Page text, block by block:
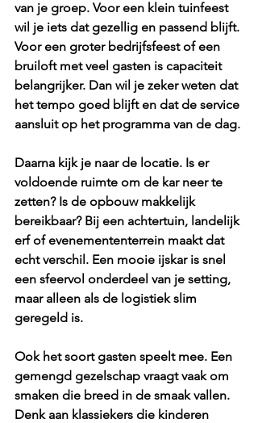
van je groep. Voor een klein tuinfeest
wil je iets dat gezellig en passend blijft.
Voor een groter bedrijfsfeest of een
bruiloft met veel gasten is capaciteit
belangrijker. Dan wil je zeker weten dat
het tempo goed blijft en dat de service
aansluit op het programma van de dag.
Daarna kijk je naar de locatie. Is er
voldoende ruimte om de kar neer te
zetten? Is de opbouw makkelijk
bereikbaar? Bij een achtertuin, landelijk
erf of evenemententerrein maakt dat
echt verschil. Een mooie ijskar is snel
een sfeervol onderdeel van je setting,
maar alleen als de logistiek slim
geregeld is.
Ook het soort gasten speelt mee. Een
gemengd gezelschap vraagt vaak om
smaken die breed in de smaak vallen.
Denk aan klassiekers die kinderen